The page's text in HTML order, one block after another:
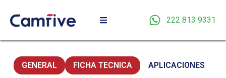
222 813 9331
GENERAL FICHA TECNICA
APLICACIONES